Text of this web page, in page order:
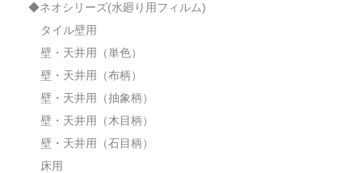
◆ネオシリーズ(水廻り用フィルム)
タイル壁用
壁・天井用（単色）
壁・天井用（布柄）
壁・天井用（抽象柄）
壁・天井用（木目柄）
壁・天井用（石目柄）
床用